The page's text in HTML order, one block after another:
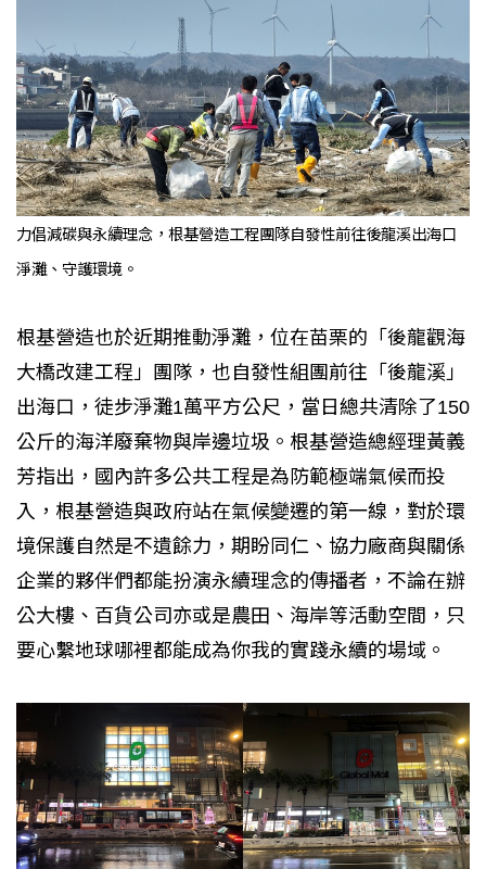
力倡減碳與永續理念，根基營造工程團隊自發性前往後龍溪出海口
淨灘、守護環境。
根基營造也於近期推動淨灘，位在苗栗的「後龍觀海
大橋改建工程」團隊，也自發性組團前往「後龍溪」
出海口，徒步淨灘1萬平方公尺，當日總共清除了150
公斤的海洋廢棄物與岸邊垃圾。根基營造總經理黃義
芳指出，國內許多公共工程是為防範極端氣候而投
入，根基營造與政府站在氣候變遷的第一線，對於環
境保護自然是不遺餘力，期盼同仁、協力廠商與關係
企業的夥伴們都能扮演永續理念的傳播者，不論在辦
公大樓、百貨公司亦或是農田、海岸等活動空間，只
要心繫地球哪裡都能成為你我的實踐永續的場域。